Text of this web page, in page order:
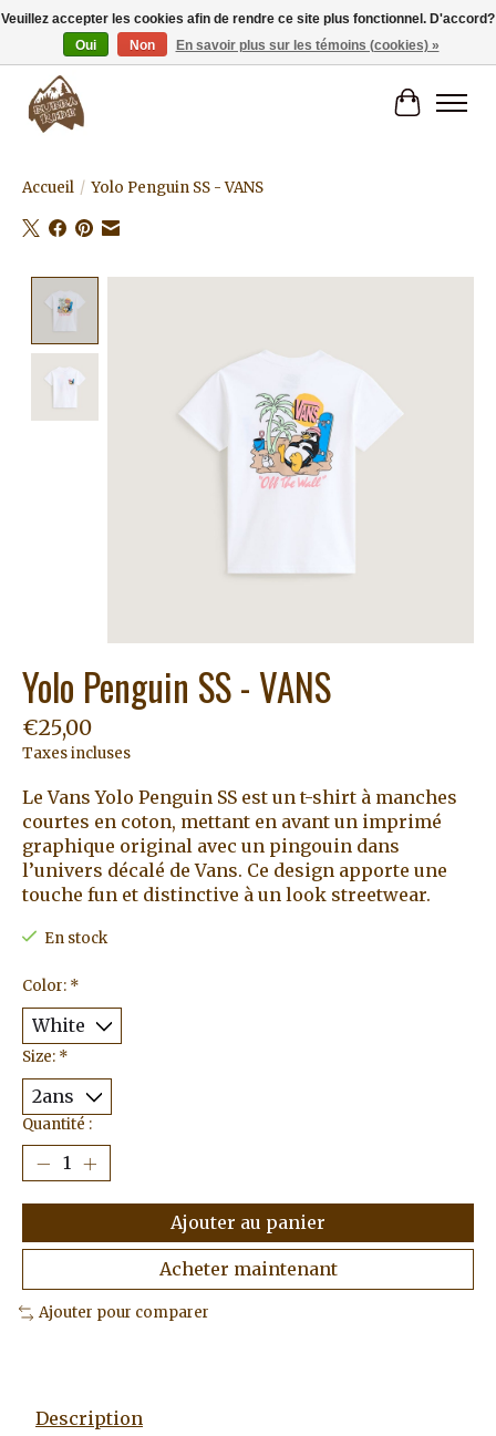
Livraison gratuite à partir de 80€.
Panier
Accueil / Yolo Penguin SS - VANS
Yolo Penguin SS - VANS
€25,00
Taxes incluses
Le Vans Yolo Penguin SS est un t-shirt à manches
courtes en coton, mettant en avant un imprimé
graphique original avec un pingouin dans
l’univers décalé de Vans. Ce design apporte une
touche fun et distinctive à un look streetwear.
En stock
Color: *
Size: *
Quantité :
Ajouter au panier
Acheter maintenant
Ajouter pour comparer
Description
Veuillez accepter les cookies afin de rendre ce site plus fonctionnel. D'accord?
Oui
Non En savoir plus sur les témoins (cookies) »